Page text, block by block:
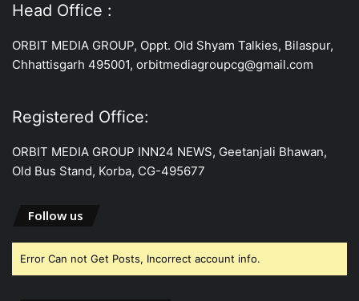
Head Office :
ORBIT MEDIA GROUP, Oppt. Old Shyam Talkies, Bilaspur,
Chhattisgarh 495001, orbitmediagroupcg@gmail.com
Registered Office:
ORBIT MEDIA GROUP INN24 NEWS, Geetanjali Bhawan,
Old Bus Stand, Korba, CG-495677
Follow us
Error Can not Get Posts, Incorrect account info.